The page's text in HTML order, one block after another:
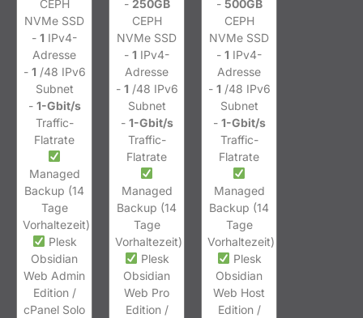
CEPH
NVMe SSD
-1 IPv4-
Adresse
- 1 /48 IPv6
Subnet
- 1-Gbit/s
Traffic-
Flatrate
Managed
Backup (14
Tage
Vorhaltezeit)
Plesk
Obsidian
Web Admin
Edition /
cPanel Solo
- 250GB
CEPH
NVMe SSD
-1 IPv4-
Adresse
- 1 /48 IPv6
Subnet
- 1-Gbit/s
Traffic-
Flatrate
Managed
Backup (14
Tage
Vorhaltezeit)
Plesk
Obsidian
Web Pro
Edition /
- 500GB
CEPH
NVMe SSD
-1 IPv4-
Adresse
- 1 /48 IPv6
Subnet
- 1-Gbit/s
Traffic-
Flatrate
Managed
Backup (14
Tage
Vorhaltezeit)
Plesk
Obsidian
Web Host
Edition /